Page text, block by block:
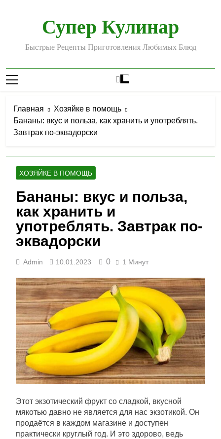
содержимомуСупер Кулинар
Быстрые Рецепты Приготовления Любимых Блюд
Главная
Хозяйке в помощь
Бананы: вкус и польза, как хранить и употреблять.
Завтрак по-эквадорски
ХОЗЯЙКЕ В ПОМОЩЬ
Бананы: вкус и польза,
как хранить и
употреблять. Завтрак по-
эквадорски
Admin 10.01.2023 0 1 Минут
Этот экзотический фрукт со сладкой, вкусной
мякотью давно не является для нас экзотикой. Он
продаётся в каждом магазине и доступен
практически круглый год. И это здорово, ведь